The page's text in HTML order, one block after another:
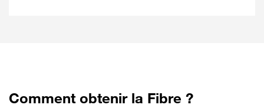
Comment obtenir la Fibre ?